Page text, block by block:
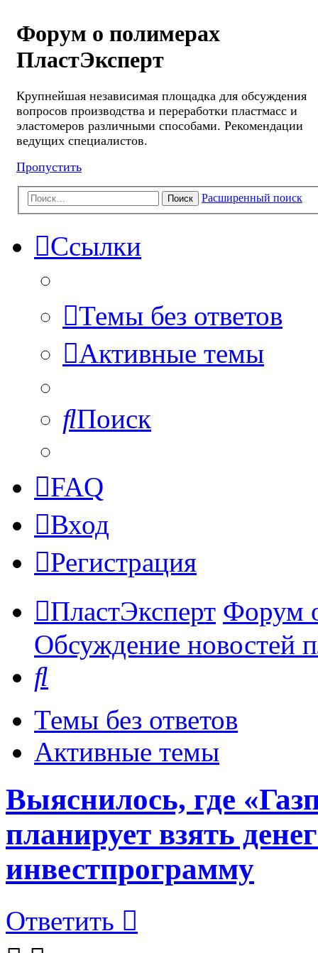
Форум о полимерах
ПластЭксперт
Крупнейшая независимая площадка для обсуждения
вопросов производства и переработки пластмасс и
эластомеров различными способами. Рекомендации
ведущих специалистов.
Пропустить
Поиск Расширенный поиск
Ссылки
Темы без ответов
Активные темы
Поиск
FAQ
Вход
Регистрация
ПластЭксперт Форум
Обсуждение новостей
Темы без ответов
Активные темы
Выяснилось, где
планирует взять
инвестпрограмму
Ответить